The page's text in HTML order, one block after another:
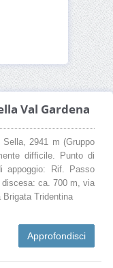
Val Gardena
2941 m (Gruppo
difficile. Punto di
appoggio: Rif. Passo
ca. 700 m, via
Tridentina
Approfondisci